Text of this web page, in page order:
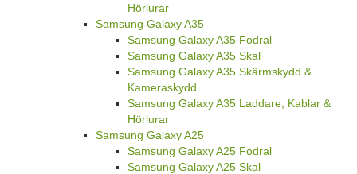
Hörlurar
Samsung Galaxy A35
Samsung Galaxy A35 Fodral
Samsung Galaxy A35 Skal
Samsung Galaxy A35 Skärmskydd &
Kameraskydd
Samsung Galaxy A35 Laddare, Kablar &
Hörlurar
Samsung Galaxy A25
Samsung Galaxy A25 Fodral
Samsung Galaxy A25 Skal